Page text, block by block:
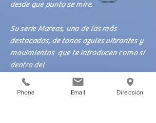
desde que punto se mire.
Su serie Mareas, una de las más
destacadas, de tonos azules vibrantes y
movimientos que te introducen como si
dentro del
Mar y las aguas se tratara, busca
concienciar al público en el cuidado del
Phone Email Dirección